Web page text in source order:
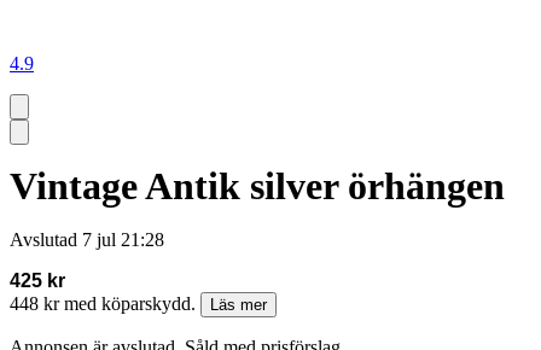
4.9
Vintage Antik silver örhängen
Avslutad 7 jul 21:28
425 kr
448 kr med köparskydd.
Läs mer